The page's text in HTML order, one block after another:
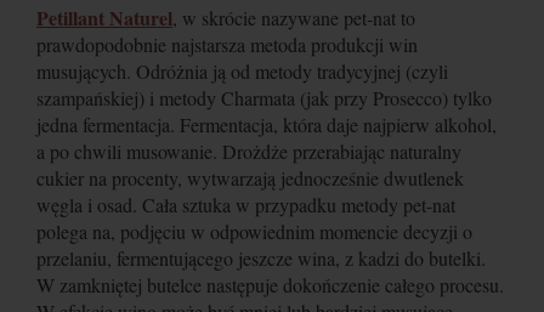
Petillant Naturel , w skrócie nazywane pet-nat to
prawdopodobnie najstarsza metoda produkcji win
musujących. Odróżnia ją od metody tradycyjnej (czyli
szampańskiej) i metody Charmata (jak przy Prosecco) tylko
jedna fermentacja. Fermentacja, która daje najpierw alkohol,
a po chwili musowanie. Drożdże przerabiając naturalny
cukier na procenty, wytwarzają jednocześnie dwutlenek
węgla i osad. Cała sztuka w przypadku metody pet-nat
polega na, podjęciu w odpowiednim momencie decyzji o
przelaniu, fermentującego jeszcze wina, z kadzi do butelki.
W zamkniętej butelce następuje dokończenie całego procesu.